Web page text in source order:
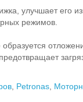
улучшает его
режимов.
Petronas